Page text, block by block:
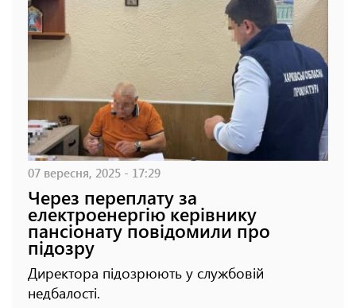
07 вересня, 2025 - 17:29
Через переплату за
електроенергію керівнику
пансіонату повідомили про
підозру
Директора підозрюють у службовій
недбалості.